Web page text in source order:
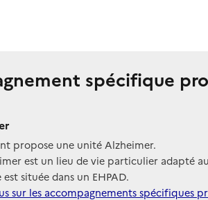
spécifique
propose une unité Alzheimer.
est un lieu de vie particulier adapté
située dans un EHPAD.
sur les accompagnements spécifiques